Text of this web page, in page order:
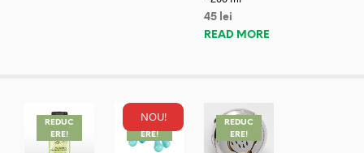
45 lei
READ MORE
REDUC
ERE!
NOU!
REDUC
ERE!
REDUC
ERE!